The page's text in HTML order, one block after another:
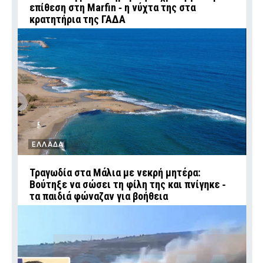
επίθεση στη Marfin ‑ η νύχτα της στα
κρατητήρια της ΓΑΔΑ
ΕΛΛΑΔΑ
Τραγωδία στα Μάλια με νεκρή μητέρα:
Βούτηξε να σώσει τη φίλη της και πνίγηκε ‑
τα παιδιά φώναζαν για βοήθεια